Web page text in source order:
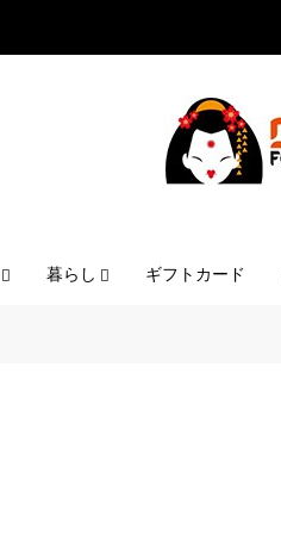
暮らし ギフトカード